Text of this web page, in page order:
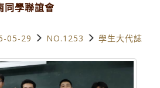
同學聯誼會
05-29 NO.1253 學生大代誌